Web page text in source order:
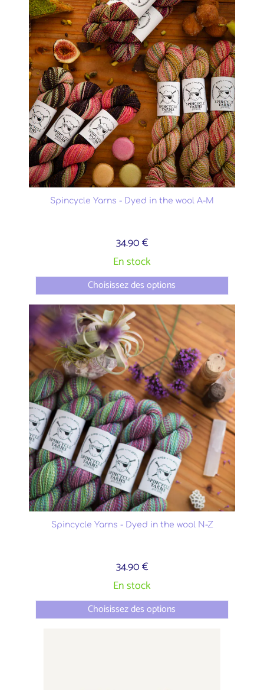
Spincycle Yarns - Dyed in the wool A-M
34.90 €
En stock
Choisissez des options
Spincycle Yarns - Dyed in the wool N-Z
34.90 €
En stock
Choisissez des options